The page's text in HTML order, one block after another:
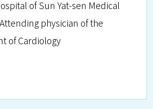
of Sun Yat-sen Medical
physician of the
of Cardiology